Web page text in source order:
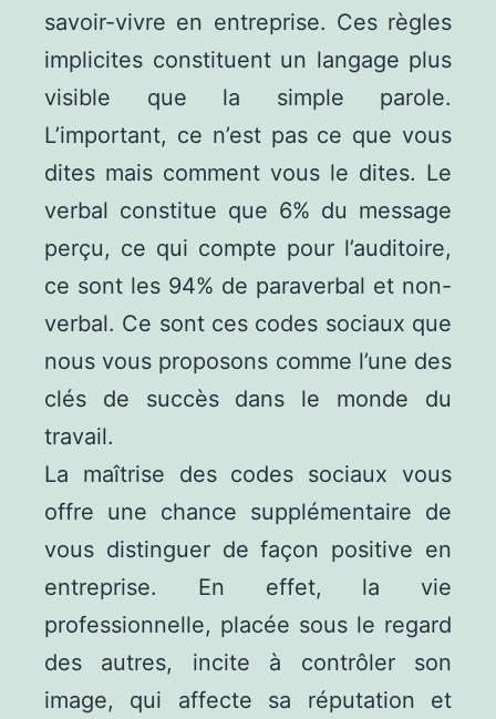
savoir-vivre en entreprise. Ces règles
implicites constituent un langage plus
visible que la simple parole.
L’important, ce n’est pas ce que vous
dites mais comment vous le dites. Le
verbal constitue que 6% du message
perçu, ce qui compte pour l’auditoire,
ce sont les 94% de paraverbal et non-
verbal. Ce sont ces codes sociaux que
nous vous proposons comme l’une des
clés de succès dans le monde du
travail.
La maîtrise des codes sociaux vous
offre une chance supplémentaire de
vous distinguer de façon positive en
entreprise. En effet, la vie
professionnelle, placée sous le regard
des autres, incite à contrôler son
image, qui affecte sa réputation et